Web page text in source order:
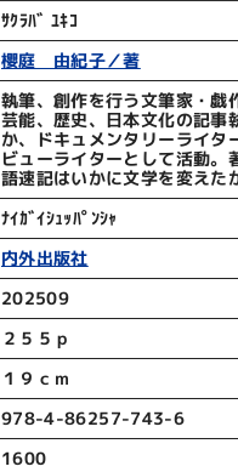
ｻｸﾗﾊﾞ ﾕｷｺ
櫻庭 由紀子／著
執筆、創作を行う文筆家・戯
芸能、歴史、日本文化の記事
か、ドキュメンタリーライタ
ビューライターとして活動。
語速記はいかに文学を変えた
ﾅｲｶﾞｲｼｭｯﾊﾟﾝｼｬ
内外出版社
202509
２５５ｐ
１９ｃｍ
978-4-86257-743-6
1600